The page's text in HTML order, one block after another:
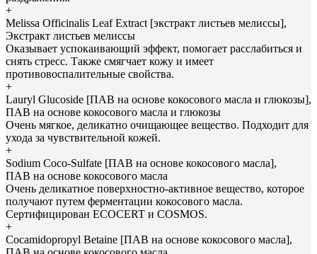
+
Melissa Officinalis Leaf Extract [экстракт листьев мелиссы],
Экстракт листьев мелиссы
Оказывает успокаивающий эффект, помогает расслабиться и
снять стресс. Также смягчает кожу и имеет
противовоспалительные свойства.
+
Lauryl Glucoside [ПАВ на основе кокосового масла и глюкозы],
ПАВ на основе кокосового масла и глюкозы
Очень мягкое, деликатно очищающее вещество. Подходит для
ухода за чувствительной кожей.
+
Sodium Coco-Sulfate [ПАВ на основе кокосового масла],
ПАВ на основе кокосового масла
Очень деликатное поверхностно-активное вещество, которое
получают путем ферментации кокосового масла.
Сертифицирован ECOCERT и COSMOS.
+
Cocamidopropyl Betaine [ПАВ на основе кокосового масла],